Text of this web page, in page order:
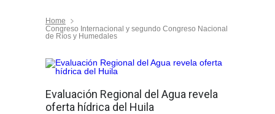
Home
Congreso Internacional y segundo Congreso Nacional
de Ríos y Humedales
Evaluación Regional del Agua revela
oferta hídrica del Huila